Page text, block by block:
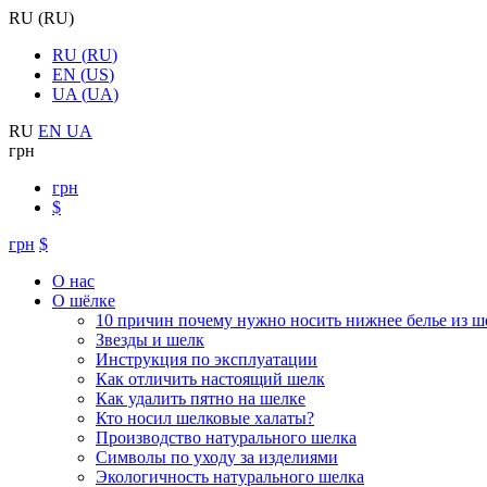
RU (RU)
RU (RU)
EN (US)
UA (UA)
RU EN UA
грн
грн
$
грн $
О нас
О шёлке
10 причин почему нужно носить нижнее белье из
Звезды и шелк
Инструкция по эксплуатации
Как отличить настоящий шелк
Как удалить пятно на шелке
Кто носил шелковые халаты?
Производство натурального шелка
Символы по уходу за изделиями
Экологичность натурального шелка